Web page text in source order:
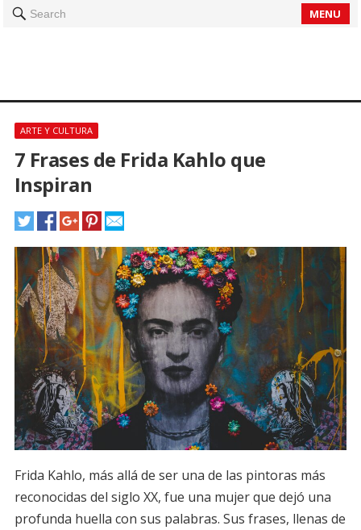
Search MENU
ARTE Y CULTURA
7 Frases de Frida Kahlo que
Inspiran
Frida Kahlo, más allá de ser una de las pintoras más
reconocidas del siglo XX, fue una mujer que dejó una
profunda huella con sus palabras. Sus frases, llenas de